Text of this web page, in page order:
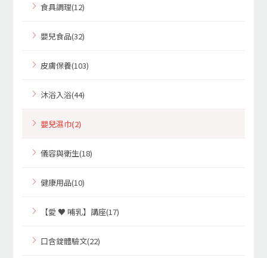
食具調理(12)
嬰兒食品(32)
皮膚保養(103)
沐浴入浴(44)
嬰兒濕巾(2)
儀容與衛生(18)
健康用品(10)
【愛 ♥ 哺乳】講座(17)
口含錠體驗文(22)